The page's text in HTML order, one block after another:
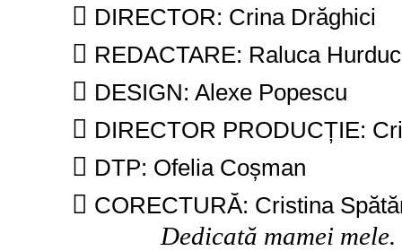
 DIRECTOR: Crina Drăghici
 REDACTARE: Raluca Hurduc
 DESIGN: Alexe Popescu
 DIRECTOR PRODUCȚIE:
 DTP: Ofelia Coșman
 CORECTURĂ: Cristina
Dedicată mamei